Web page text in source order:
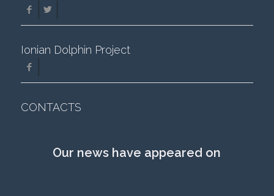
Ionian Dolphin Project
CONTACTS
Our news have appeared on